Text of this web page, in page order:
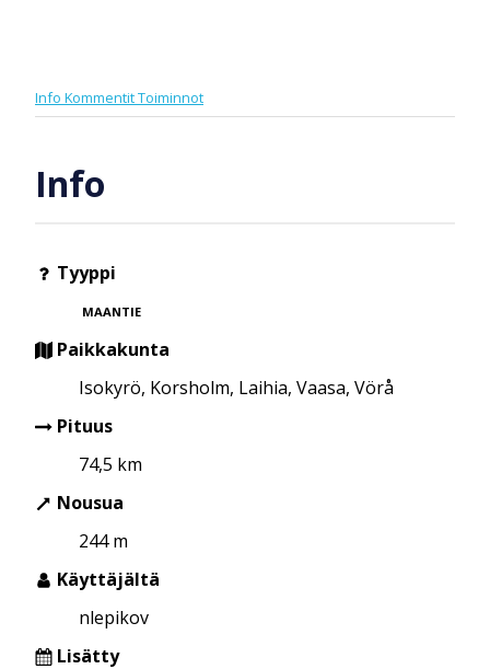
Info KommentitToiminnot
Info
Tyyppi
MAANTIE
Paikkakunta
Isokyrö, Korsholm, Laihia, Vaasa, Vörå
Pituus
74,5 km
Nousua
244 m
Käyttäjältä
nlepikov
Lisätty